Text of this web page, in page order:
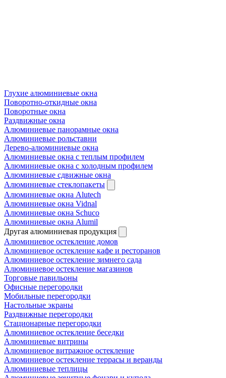
Глухие алюминиевые окна
Поворотно-откидные окна
Поворотные окна
Раздвижные окна
Алюминиевые панорамные окна
Алюминиевые рольставни
Дерево-алюминиевые окна
Алюминиевые окна с теплым профилем
Алюминиевые окна с холодным профилем
Алюминиевые сдвижные окна
Алюминиевые стеклопакеты
Алюминиевые окна Alutech
Алюминиевые окна Vidnal
Алюминиевые окна Schuco
Алюминиевые окна Alumil
Другая алюминиевая продукция
Алюминиевое остекление домов
Алюминиевое остекление кафе и ресторанов
Алюминиевое остекление зимнего сада
Алюминиевое остекление магазинов
Торговые павильоны
Офисные перегородки
Мобильные перегородки
Настольные экраны
Раздвижные перегородки
Стационарные перегородки
Алюминиевое остекление беседки
Алюминиевые витрины
Алюминиевое витражное остекление
Алюминиевое остекление террасы и веранды
Алюминиевые теплицы